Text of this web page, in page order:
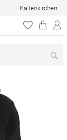
Kaltenkirchen